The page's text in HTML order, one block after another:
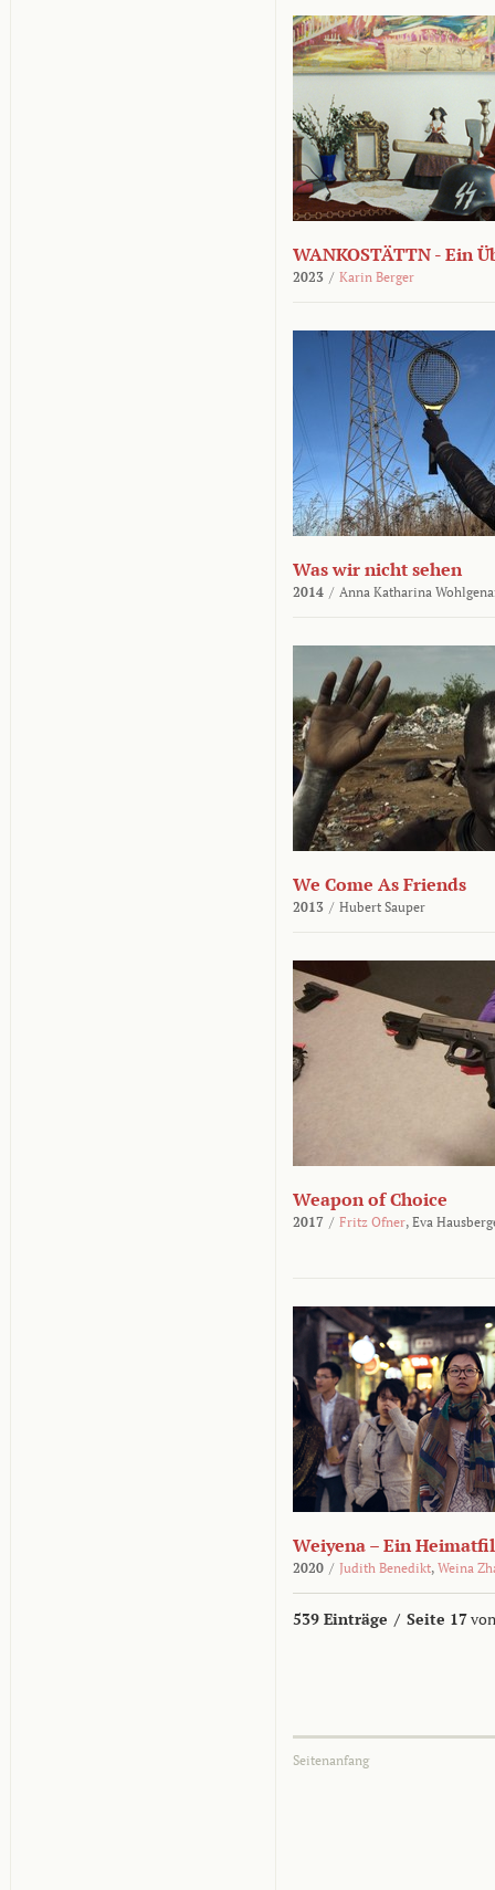
WANKOSTÄTTN - Ein
2023 / Karin Berger
Was wir nicht sehen
2014 / Anna Katharina
We Come As Friends
2013 / Hubert Sauper
Weapon of Choice
2017 / Fritz Ofner, Eva
Weiyena – Ein
2020 / Judith Benedikt, Weina
539 Einträge / Seite 17
Seitenanfang